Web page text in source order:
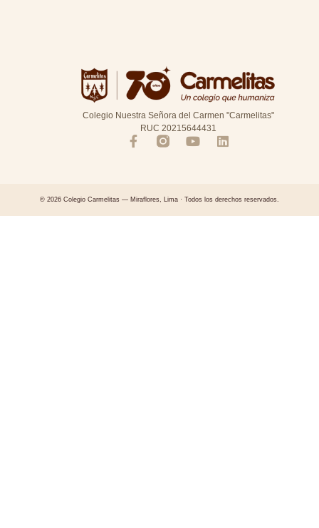
Colegio Nuestra Señora del Carmen "Carmelitas"
RUC 20215644431
© 2026 Colegio Carmelitas — Miraflores, Lima · Todos los derechos reservados.